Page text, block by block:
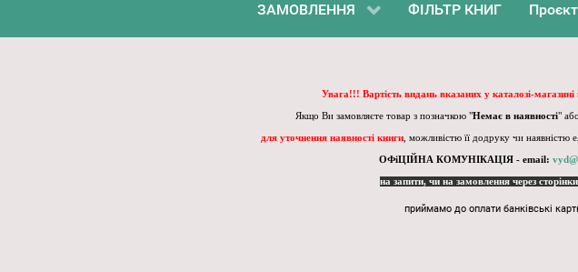
ЗАМОВЛЕННЯ ФІЛЬТР КНИГ
Увага!!! Вартість видань вказаних у каталозі-
Якщо Ви замовляєте товар з позначкою "Немає в наявності" або
для уточнення наявності книги, можливістю її додруку чи наявністю
ОФіЦІЙНА КОМУНІКАЦІЯ - email:
на запити, чи на замовлення через
приймамо до оплати банківські